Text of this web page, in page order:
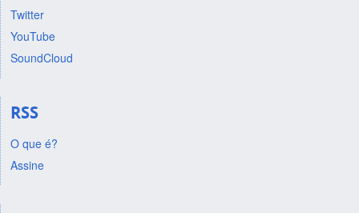
Twitter
YouTube
SoundCloud
RSS
O que é?
Assine